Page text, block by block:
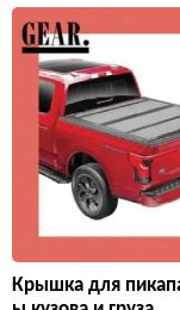
Крышка для